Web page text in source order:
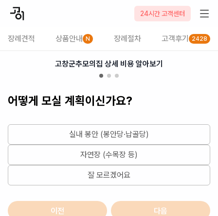
24시간 고객센터
장례견적 상품안내 N 장례절차 고객후기 2428
2026-08-06
고창군추모의집 상세 비용 알아보기
어떻게 모실 계획이신가요?
실내 봉안 (봉안당·납골당)
자연장 (수목장 등)
잘 모르겠어요
이전 다음